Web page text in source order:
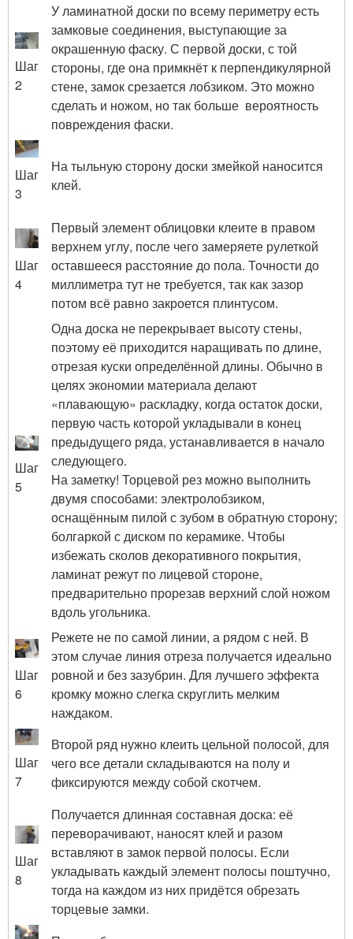
Шаг
2
У ламинатной доски по всему периметру есть
замковые соединения, выступающие за
окрашенную фаску. С первой доски, с той
стороны, где она примкнёт к перпендикулярной
стене, замок срезается лобзиком. Это можно
сделать и ножом, но так больше вероятность
повреждения фаски.
Шаг
3
На тыльную сторону доски змейкой наносится
клей.
Шаг
4
Первый элемент облицовки клеите в правом
верхнем углу, после чего замеряете рулеткой
оставшееся расстояние до пола. Точности до
миллиметра тут не требуется, так как зазор
потом всё равно закроется плинтусом.
Шаг
5
Одна доска не перекрывает высоту стены,
поэтому её приходится наращивать по длине,
отрезая куски определённой длины. Обычно в
целях экономии материала делают
«плавающую» раскладку, когда остаток доски,
первую часть которой укладывали в конец
предыдущего ряда, устанавливается в начало
следующего.
На заметку! Торцевой рез можно выполнить
двумя способами: электролобзиком,
оснащённым пилой с зубом в обратную сторону;
болгаркой с диском по керамике. Чтобы
избежать сколов декоративного покрытия,
ламинат режут по лицевой стороне,
предварительно прорезав верхний слой ножом
вдоль угольника.
Шаг
6
Режете не по самой линии, а рядом с ней. В
этом случае линия отреза получается идеально
ровной и без зазубрин. Для лучшего эффекта
кромку можно слегка скруглить мелким
наждаком.
Шаг
7
Второй ряд нужно клеить цельной полосой, для
чего все детали складываются на полу и
фиксируются между собой скотчем.
Шаг
8
Получается длинная составная доска: её
переворачивают, наносят клей и разом
вставляют в замок первой полосы. Если
укладывать каждый элемент полосы поштучно,
тогда на каждом из них придётся обрезать
торцевые замки.